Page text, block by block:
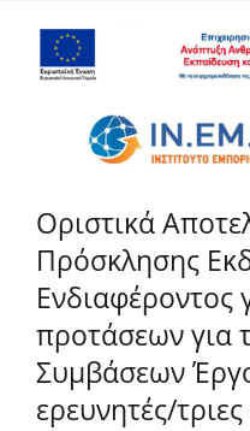
View
Larger
Οριστικά
Πρόσκλησης
Ενδιαφέροντος
προτάσεων για
Συμβάσεων
ερευνητές/τριες